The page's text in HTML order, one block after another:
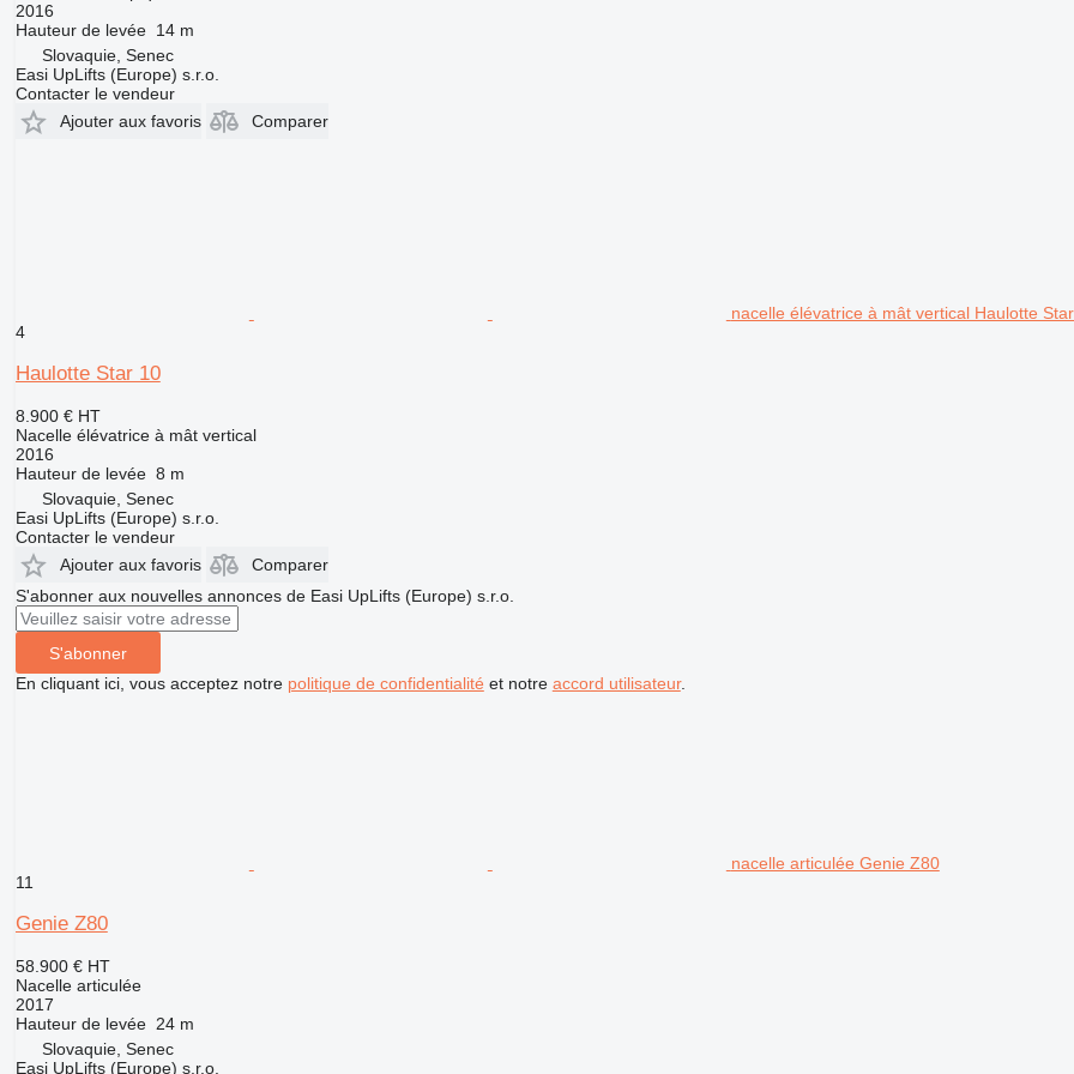
2016
Hauteur de levée 14 m
Slovaquie, Senec
Easi UpLifts (Europe) s.r.o.
Contacter le vendeur
Ajouter aux favoris
Comparer
nacelle élévatrice à mât vertical Haulotte
4
Haulotte Star 10
8.900 € HT
Nacelle élévatrice à mât vertical
2016
Hauteur de levée 8 m
Slovaquie, Senec
Easi UpLifts (Europe) s.r.o.
Contacter le vendeur
Ajouter aux favoris
Comparer
S'abonner aux nouvelles annonces de Easi UpLifts (Europe) s.r.o.
S'abonner
En cliquant ici, vous acceptez notre politique de confidentialité et notre accord utilisateur.
nacelle articulée Genie Z80
11
Genie Z80
58.900 € HT
Nacelle articulée
2017
Hauteur de levée 24 m
Slovaquie, Senec
Easi UpLifts (Europe) s.r.o.